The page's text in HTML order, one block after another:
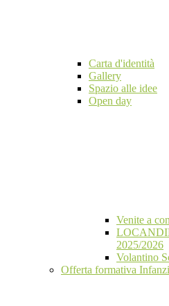
Carta d'identità
Gallery
Spazio alle idee
Open day
Venite a
2025/2026
Volantino
Offerta formativa